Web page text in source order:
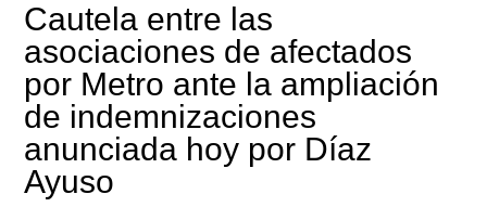
Cautela entre las
asociaciones de afectados
por Metro ante la ampliación
de indemnizaciones
anunciada hoy por Díaz
Ayuso